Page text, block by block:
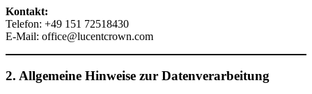
Kontakt:
Telefon: +49 151 72518430
E-Mail: office@lucentcrown.com
2. Allgemeine Hinweise zur Datenverarbeitung